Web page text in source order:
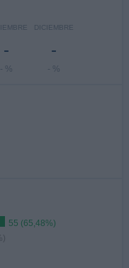
-
- %
DICIEMBRE
-
- %
55 (65,48%)